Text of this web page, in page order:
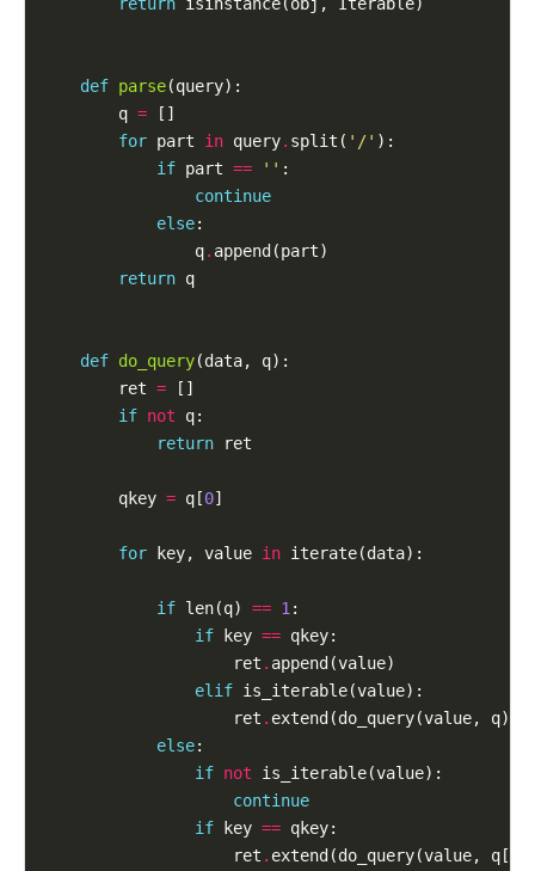
def parse(query):
        q
= []
for part in query. split( '/' ):
if part == '' :
continue
else:
                q
. append(part)
return q
def do_query(data, q):
        ret
= []
if not q:
return ret
        qkey
= q[0]
for key, value in iterate(data):
if len(q) == 1 :
if key == qkey:
                    ret
. append(value)
elif is_iterable(value):
                    ret
. extend(do_query(value, q))
else:
if not is_iterable(value):
continue
if key == qkey:
                    ret
. extend(do_query(value, q[